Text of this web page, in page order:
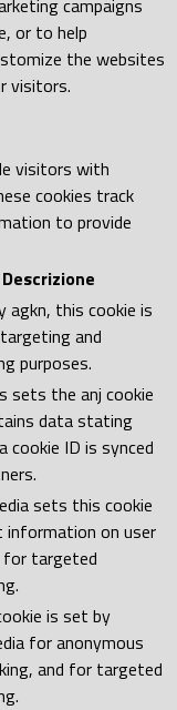
or to help
the websites
visitors.
visitors with
cookies track
to provide
Descrizione
agkn, this cookie is
and
purposes.
sets the anj cookie
data stating
cookie ID is synced
sets this cookie
information on user
for targeted
is set by
for anonymous
and for targeted